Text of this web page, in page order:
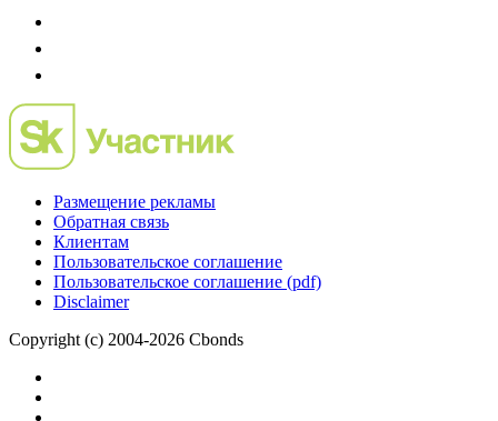
Размещение рекламы
Обратная связь
Пользовательское соглашение
Copyright (c) 2004-2026 Cbonds